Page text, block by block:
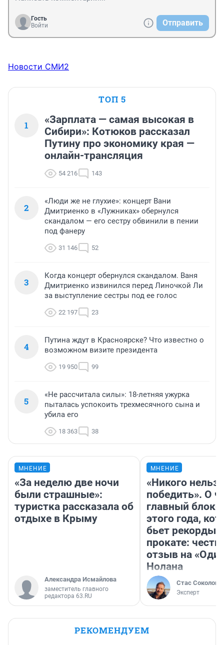
Гость
Войти
Отправить
Новости СМИ2
ТОП 5
1
«Зарплата — самая высокая в
Сибири»: Котюков рассказал
Путину про экономику края —
онлайн-трансляция
54 216 143
2
«Люди же не глухие»: концерт Вани
Дмитриенко в «Лужниках» обернулся
скандалом — его сестру обвинили в пении
под фанеру
31 146 52
3
Когда концерт обернулся скандалом. Ваня
Дмитриенко извинился перед Линочкой Ли
за выступление сестры под ее голос
22 197 23
4
Путина ждут в Красноярске? Что известно о
возможном визите президента
19 950 99
5
«Не рассчитала силы»: 18-летняя ужурка
пыталась успокоить трехмесячного сына и
убила его
18 363 38
МНЕНИЕ
«За неделю две ночи
были страшные»:
туристка рассказала об
отдыхе в Крыму
Александра Исмайлова
заместитель главного
редактора 63.RU
МНЕНИЕ
«Никого нельзя
победить». О
главный
этого года,
бьет рекорды в
прокате:
отзыв на
Нолана
Стас Соколов
Эксперт
РЕКОМЕНДУЕМ